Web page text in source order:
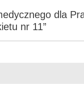
dla
nr 11”